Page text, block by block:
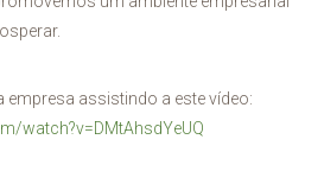
assistindo a este vídeo:
watch?v=DMtAhsdYeUQ